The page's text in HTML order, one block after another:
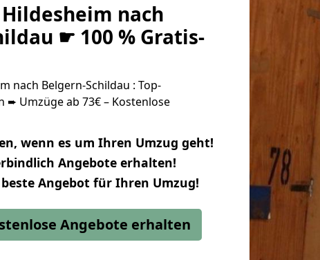
nach
☛ 100 % Gratis-
nach Belgern-Schildau : Top-
➨ Umzüge ab 73€ – Kostenlose
wenn es um Ihren Umzug geht!
Angebote erhalten!
beste Angebot für Ihren Umzug!
Angebote erhalten